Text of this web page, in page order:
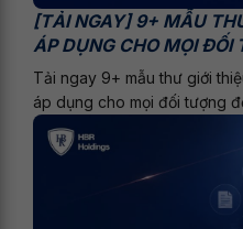
[TẢI NGAY] 9+ MẪU
ÁP DỤNG CHO MỌI ĐỐI
Tải ngay 9+ mẫu thư giới
áp dụng cho mọi đối tượng